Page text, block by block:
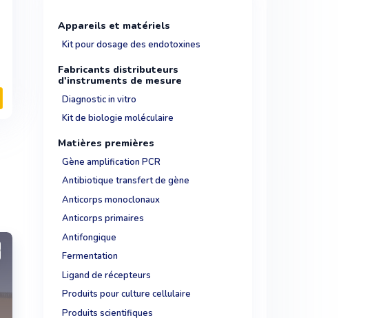
Appareils et matériels
Kit pour dosage des endotoxines
Fabricants distributeurs
d'instruments de mesure
Diagnostic in vitro
Kit de biologie moléculaire
Matières premières
Gène amplification PCR
Antibiotique transfert de gène
Anticorps monoclonaux
Anticorps primaires
Antifongique
Fermentation
Ligand de récepteurs
Produits pour culture cellulaire
Produits scientifiques